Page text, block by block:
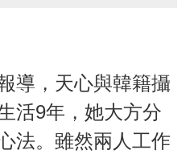
導，天心與韓籍攝
活9年，她大方分
法。雖然兩人工作